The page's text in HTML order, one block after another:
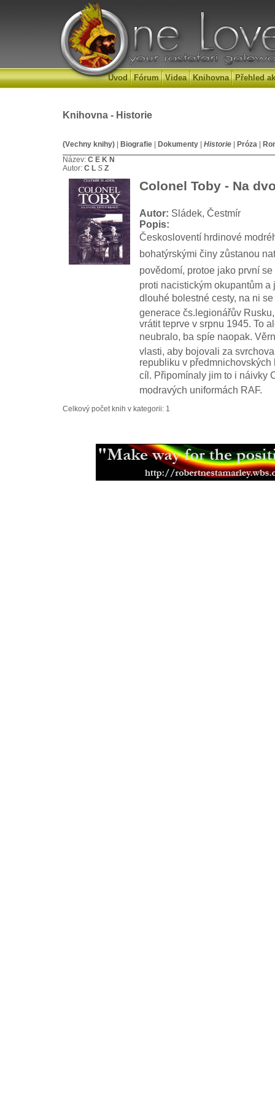
Úvod Fórum Videa Knihovna Přehled
Knihovna - Historie
(Vechny knihy) Biografie Dokumenty Historie Próza
Název: C E K N
Autor: C L S Z
Colonel Toby - Na
Autor: Sládek, Čestmír
Popis:
Českosloventí hrdinové
bohatýrskými činy zůstanou
povědomí, protoe jako první
proti nacistickým okupantům a
dlouhé bolestné cesty, na ni
generace čs.legionářův
vrátit teprve v srpnu 1945. To
neubralo, ba spíe naopak.
vlasti, aby bojovali za
republiku v
cíl. Připomínaly jim to i náivky
modravých uniformách RAF.
Celkový počet knih v kategorii: 1